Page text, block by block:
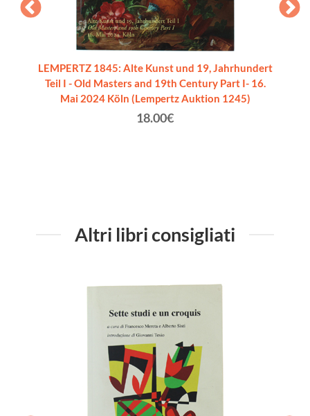
LEMPERTZ 1845: Alte Kunst und 19, Jahrhundert
Teil I - Old Masters and 19th Century Part I- 16.
Mai 2024 Köln (Lempertz Auktion 1245)
18.00€
Altri libri consigliati